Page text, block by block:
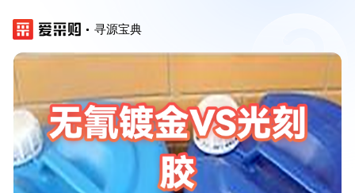
寻源宝典